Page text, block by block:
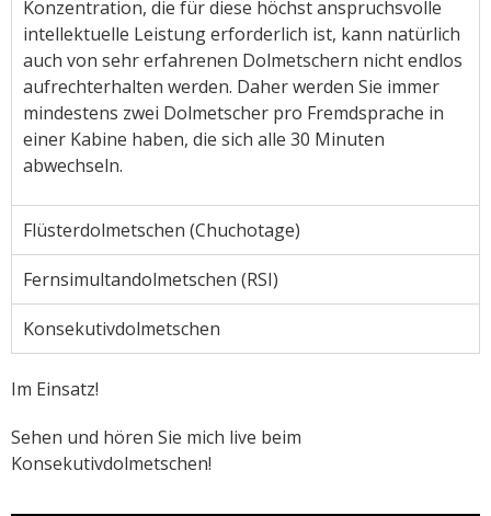
Konzentration, die für diese höchst anspruchsvolle
intellektuelle Leistung erforderlich ist, kann natürlich
auch von sehr erfahrenen Dolmetschern nicht endlos
aufrechterhalten werden. Daher werden Sie immer
mindestens zwei Dolmetscher pro Fremdsprache in
einer Kabine haben, die sich alle 30 Minuten
abwechseln.
Flüsterdolmetschen (Chuchotage)
Fernsimultandolmetschen (RSI)
Konsekutivdolmetschen
Im Einsatz!
Sehen und hören Sie mich live beim
Konsekutivdolmetschen!